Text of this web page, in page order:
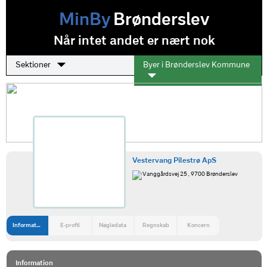
MinByBrønderslev
Når intet andet er nært nok
Sektioner Byer i Brønderslev Kommune
Vestervang Pilestrø ApS
Vanggårdsvej 25 , 9700 Brønderslev
Information E-profil Nøgledata Regnskab Koncern
Information